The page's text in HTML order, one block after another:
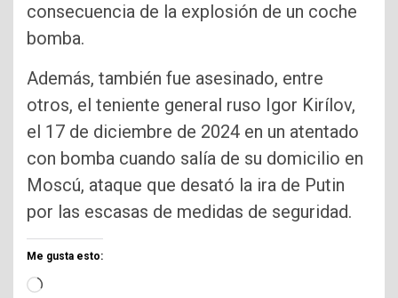
consecuencia de la explosión de un coche
bomba.
Además, también fue asesinado, entre
otros, el teniente general ruso Igor Kirílov,
el 17 de diciembre de 2024 en un atentado
con bomba cuando salía de su domicilio en
Moscú, ataque que desató la ira de Putin
por las escasas de medidas de seguridad.
Me gusta esto:
Cargando...